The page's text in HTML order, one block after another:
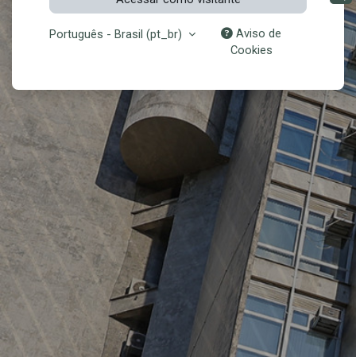
Português - Brasil ‎(pt_br)‎
Aviso de
Cookies